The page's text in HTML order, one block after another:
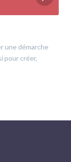
une démarche
pour créer,